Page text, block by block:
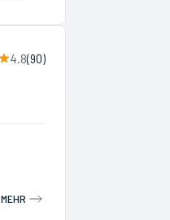
4.8(90)
MEHR